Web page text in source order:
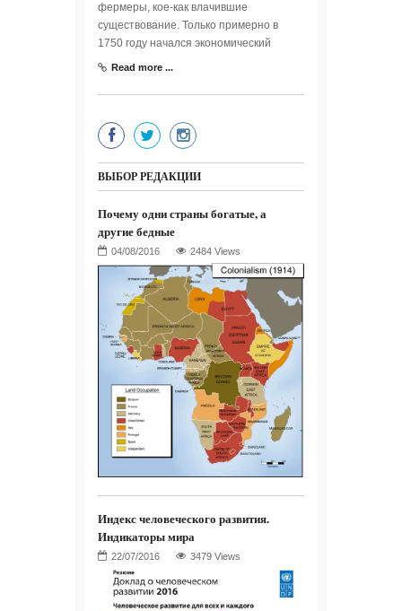
фермеры, кое-как влачившие
существование. Только примерно в
1750 году начался экономический
Read more ...
ВЫБОР РЕДАКЦИИ
Почему одни страны богатые, а
другие бедные
2484 Views
Индекс человеческого развития.
Индикаторы мира
3479 Views